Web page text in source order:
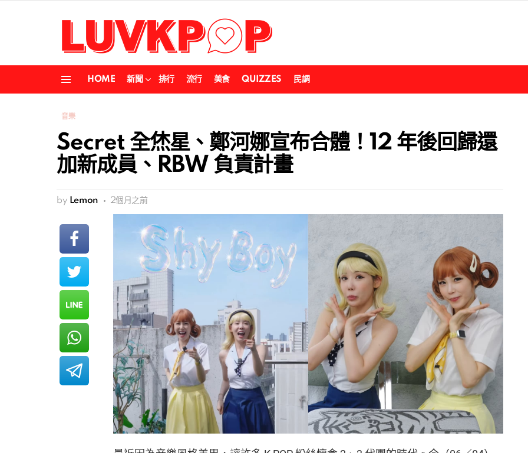
HOME 新聞 排行 流行 美食 QUIZZES 民調
音樂
Secret 全烋星、鄭河娜宣布合體！12 年後回歸還
加新成員、RBW 負責計畫
by Lemon 2個月之前